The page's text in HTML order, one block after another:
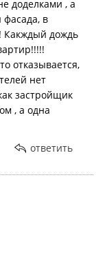
объекты
– цементные,
из
"СИАЛ";
доделками , а
в
Какждый дождь
отказывается,
нет
застройщик
, а одна
ответить